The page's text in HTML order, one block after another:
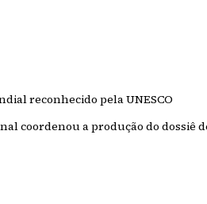
reconhecido pela UNESCO
coordenou a produção do dossiê